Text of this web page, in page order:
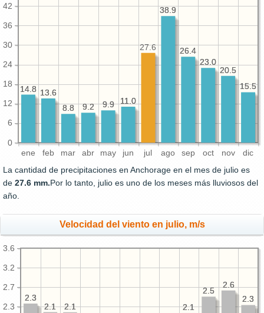
ene feb mar abr may jun jul ago sep oct nov dic
0
6
12
18
24
30
36
42
15.5
20.5
23.0
26.4
38.9
11.0
9.9
9.2
8.8
13.6
14.8 15.5
20.5
23.0
26.4
38.9
27.6
11.0
9.9
9.2
8.8
13.6
14.8
La cantidad de precipitaciones en Anchorage en el mes de julio es
de 27.6 mm.Por lo tanto, julio es uno de los meses más lluviosos del
año.
Velocidad del viento en julio, m/s
2.3
2.7
3.2
3.6
2.3
2.6
2.5
2.1
2.1
2.1
2.3 2.3
2.6
2.5
2.1
2.1
2.1
2.3